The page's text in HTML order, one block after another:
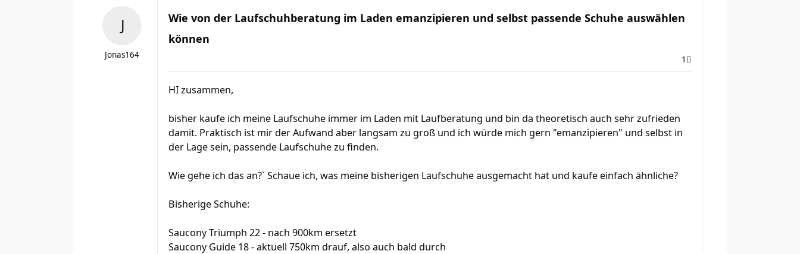
Jonas164
Wie von der Laufschuhberatung im Laden emanzipieren und selbst passende Schuhe auswählen
können
1
HI zusammen,
bisher kaufe ich meine Laufschuhe immer im Laden mit Laufberatung und bin da theoretisch auch sehr zufrieden
damit. Praktisch ist mir der Aufwand aber langsam zu groß und ich würde mich gern "emanzipieren" und selbst in
der Lage sein, passende Laufschuhe zu finden.
Wie gehe ich das an?` Schaue ich, was meine bisherigen Laufschuhe ausgemacht hat und kaufe einfach ähnliche?
Bisherige Schuhe:
Saucony Triumph 22 - nach 900km ersetzt
Saucony Guide 18 - aktuell 750km drauf, also auch bald durch